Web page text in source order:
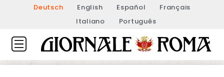
Deutsch English Español
Français
Italiano
Português